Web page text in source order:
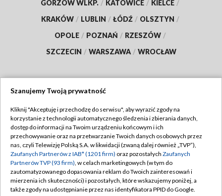
GORZÓW WLKP. / KATOWICE / KIELCE /
KRAKÓW / LUBLIN / ŁÓDŹ / OLSZTYN /
OPOLE / POZNAŃ / RZESZÓW /
SZCZECIN / WARSZAWA / WROCŁAW
TVP
Abonament TVP
Emisja w TVP
Centrum informacji TVP
Naziemna Telewizja Cyfrowa
Regulamin TVP
Polityka prywatności
Moje zgody
Pomoc
Szanujemy Twoją prywatność
Kliknij "Akceptuję i przechodzę do serwisu", aby wyrazić zgody na
korzystanie z technologii automatycznego śledzenia i zbierania danych,
dostęp do informacji na Twoim urządzeniu końcowym i ich
przechowywanie oraz na przetwarzanie Twoich danych osobowych przez
nas, czyli Telewizję Polską S.A. w likwidacji (zwaną dalej również „TVP”),
Zaufanych Partnerów z IAB* (1201 firm) oraz pozostałych Zaufanych
Partnerów TVP (93 firm), w celach marketingowych (w tym do
zautomatyzowanego dopasowania reklam do Twoich zainteresowań i
mierzenia ich skuteczności) i pozostałych, które wskazujemy poniżej, a
także zgody na udostępnianie przez nas identyfikatora PPID do Google.